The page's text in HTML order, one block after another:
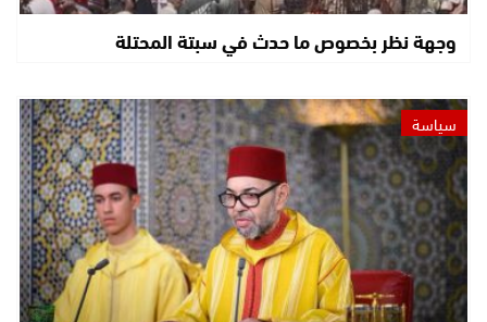
وجهة نظر بخصوص ما حدث في سبتة المحتلة
سياسة